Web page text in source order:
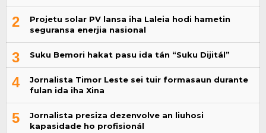
2
Projetu solar PV lansa iha Laleia hodi hametin
seguransa enerjia nasional
3 Suku Bemori hakat pasu ida tán “Suku Dijitál”
4
Jornalista Timor Leste sei tuir formasaun durante
fulan ida iha Xina
5
Jornalista presiza dezenvolve an liuhosi
kapasidade ho profisionál